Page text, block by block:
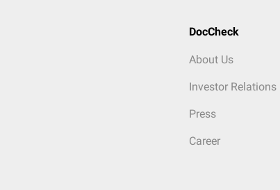
DocCheck
About Us
Investor Relations
Press
Career